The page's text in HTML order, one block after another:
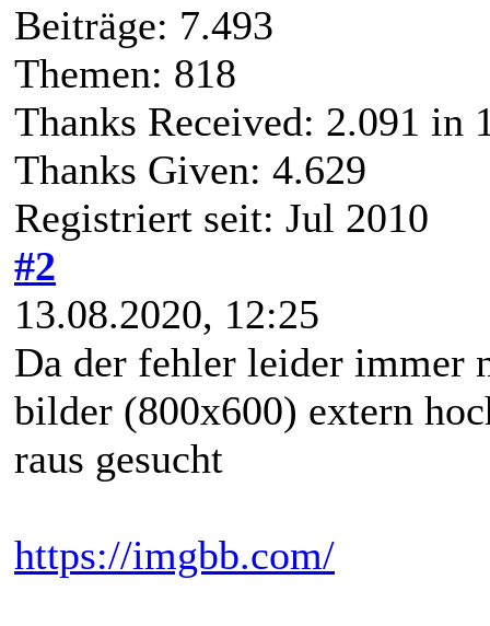
Beiträge: 7.493
Themen: 818
Thanks Received: 2.091 in
Thanks Given: 4.629
Registriert seit: Jul 2010
#2
13.08.2020, 12:25
Da der fehler leider immer
bilder (800x600) extern
raus gesucht
https://imgbb.com/